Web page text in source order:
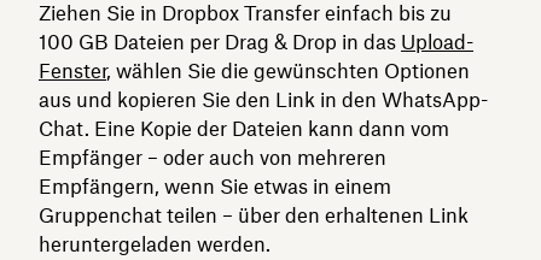
Ziehen Sie in Dropbox Transfer einfach bis zu
100 GB Dateien per Drag & Drop in das Upload-
Fenster, wählen Sie die gewünschten Optionen
aus und kopieren Sie den Link in den WhatsApp-
Chat. Eine Kopie der Dateien kann dann vom
Empfänger – oder auch von mehreren
Empfängern, wenn Sie etwas in einem
Gruppenchat teilen – über den erhaltenen Link
heruntergeladen werden.